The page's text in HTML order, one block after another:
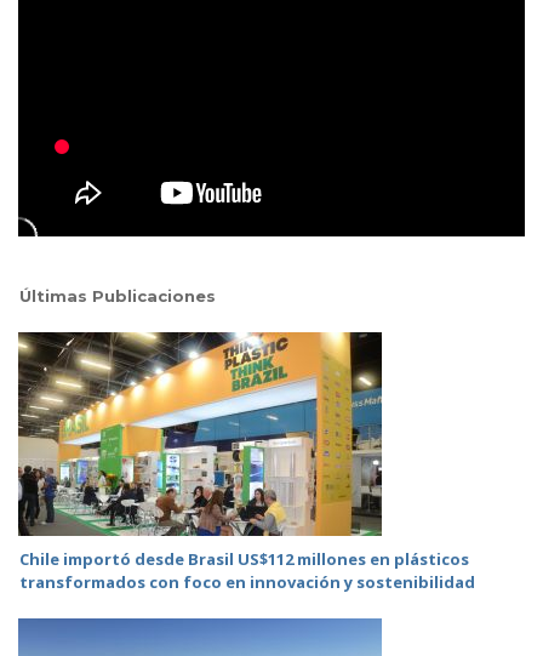
Últimas Publicaciones
Chile importó desde Brasil US$112 millones en plásticos
transformados con foco en innovación y sostenibilidad